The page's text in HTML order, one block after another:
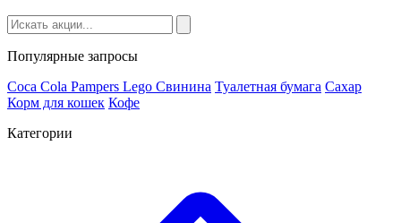
Популярные запросы
Coca Cola Pampers Lego Cвинина Туалетная бумага Сахар
Корм для кошек Кофе
Категории